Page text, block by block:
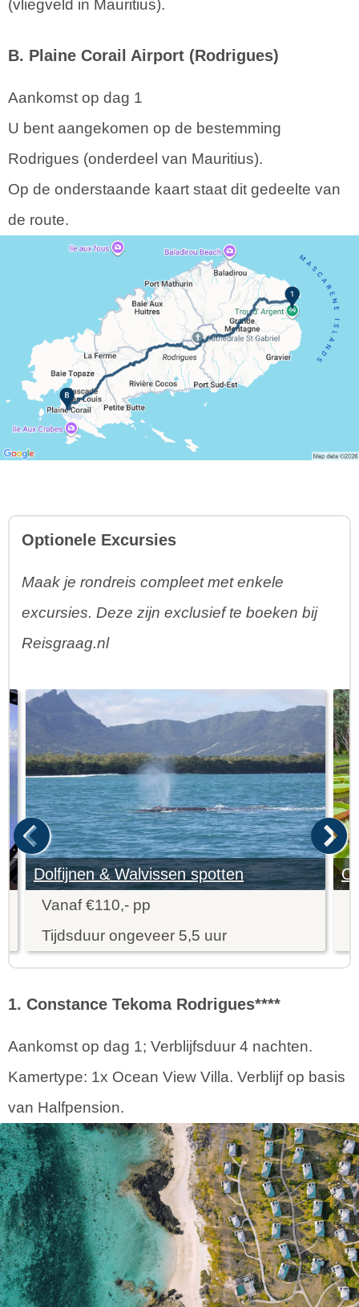
(vliegveld in Mauritius).
B. Plaine Corail Airport (Rodrigues)
Aankomst op dag 1
U bent aangekomen op de bestemming
Rodrigues (onderdeel van Mauritius).
Op de onderstaande kaart staat dit gedeelte van
de route.
Optionele Excursies
Maak je rondreis compleet met enkele
excursies. Deze zijn exclusief te boeken bij
Reisgraag.nl
Dolfijnen & Walvissen spotten
Vanaf €110,- pp
Tijdsduur ongeveer 5,5 uur
1. Constance Tekoma Rodrigues****
Aankomst op dag 1; Verblijfsduur 4 nachten.
Kamertype: 1x Ocean View Villa. Verblijf op basis
van Halfpension.